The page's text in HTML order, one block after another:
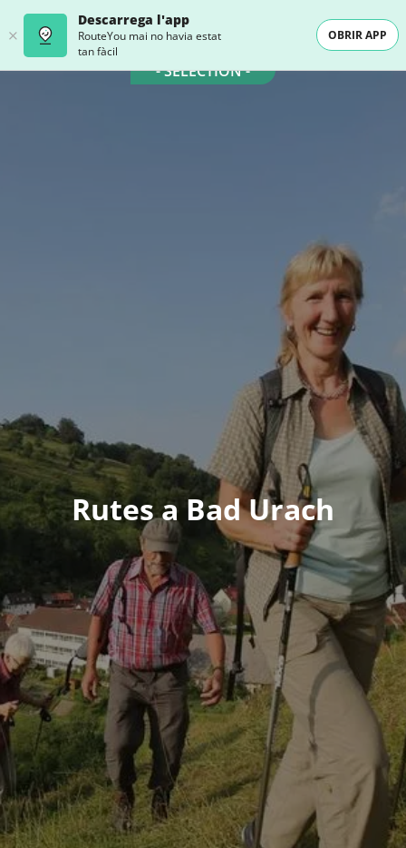
Descarrega l'app
RouteYou mai no havia estat
tan fàcil
OBRIR APP
- SELECTION -
Rutes a Bad Urach